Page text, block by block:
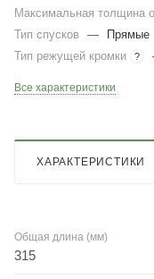
Максимальная толщина
Тип спусков
—
Прямые
Тип режущей кромки
?
Все характеристики
ХАРАКТЕРИСТИКИ
Общая длина (мм)
315